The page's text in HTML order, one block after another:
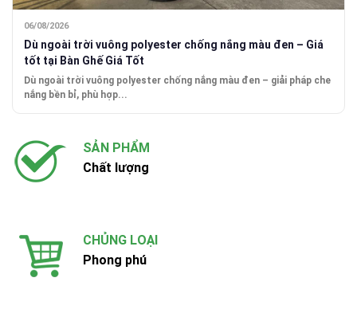
06/08/2026
Dù ngoài trời vuông polyester chống nắng màu đen – Giá
tốt tại Bàn Ghế Giá Tốt
Dù ngoài trời vuông polyester chống nắng màu đen – giải pháp che
nắng bền bỉ, phù hợp...
SẢN PHẨM
Chất lượng
CHỦNG LOẠI
Phong phú